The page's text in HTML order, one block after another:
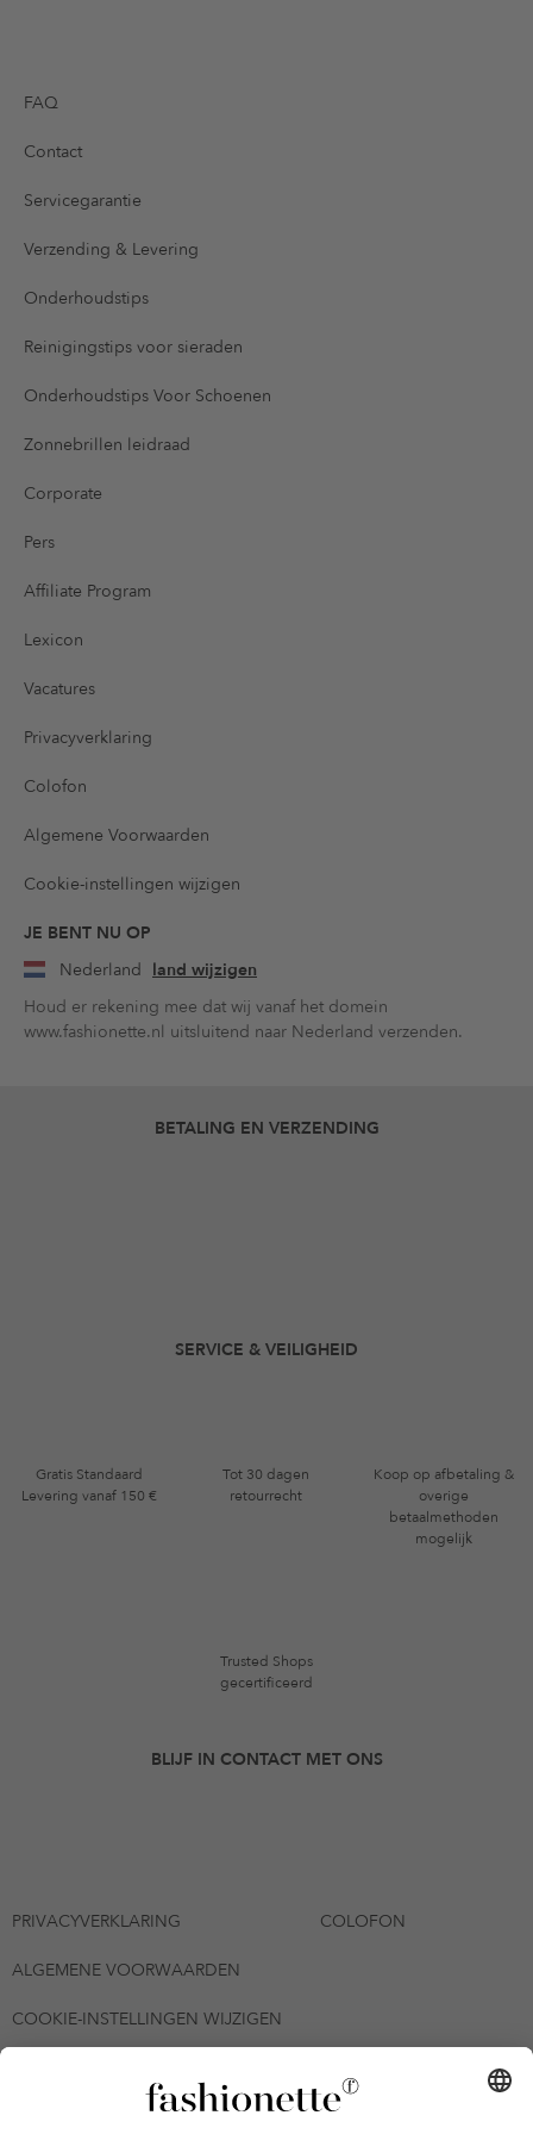
FAQ
Contact
Servicegarantie
Verzending & Levering
Onderhoudstips
Reinigingstips voor sieraden
Onderhoudstips Voor Schoenen
Zonnebrillen leidraad
Corporate
Pers
Affiliate Program
Lexicon
Vacatures
Privacyverklaring
Colofon
Algemene Voorwaarden
Cookie-instellingen wijzigen
JE BENT NU OP
Nederland land wijzigen
Houd er rekening mee dat wij vanaf het domein
www.fashionette.nl uitsluitend naar Nederland verzenden.
BETALING EN VERZENDING
SERVICE & VEILIGHEID
Gratis Standaard
Levering vanaf 150 €
Tot 30 dagen
retourrecht
Koop op afbetaling &
overige
betaalmethoden
mogelijk
Trusted Shops
gecertificeerd
BLIJF IN CONTACT MET ONS
PRIVACYVERKLARING COLOFON
ALGEMENE VOORWAARDEN
COOKIE-INSTELLINGEN WIJZIGEN
© 2026 - fashionette Plattform GmbH